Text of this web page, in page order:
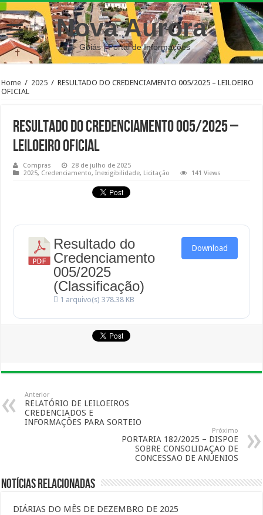
Nova Aurora
– Goiás | Portal de Informações
Home / 2025 / RESULTADO DO CREDENCIAMENTO 005/2025 – LEILOEIRO
OFICIAL
RESULTADO DO CREDENCIAMENTO 005/2025 –
LEILOEIRO OFICIAL
Compras
28 de julho de 2025
2025, Credenciamento,Inexigibilidade, Licitação 141 Views
Resultado do
Credenciamento
005/2025
(Classificação)
1 arquivo(s)378.38 KB
Download
Anterior
RELATÓRIO DE LEILOEIROS
CREDENCIADOS E
INFORMAÇÕES PARA SORTEIO
Próximo
PORTARIA 182/2025 – DISPOE
SOBRE CONSOLIDAÇAO DE
CONCESSAO DE ANUENIOS
Notícias Relacionadas
DIÁRIAS DO MÊS DE DEZEMBRO DE 2025